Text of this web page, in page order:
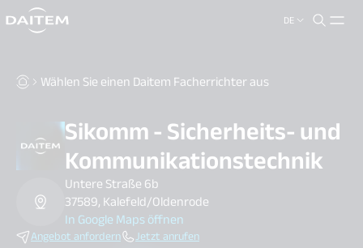
DE
search.label
Wählen Sie einen Daitem Facherrichter aus
Sikomm - Sicherheits- und
Kommunikationstechnik
Untere Straße 6b
37589, Kalefeld/Oldenrode
In Google Maps öffnen
Angebot anfordern Jetzt anrufen